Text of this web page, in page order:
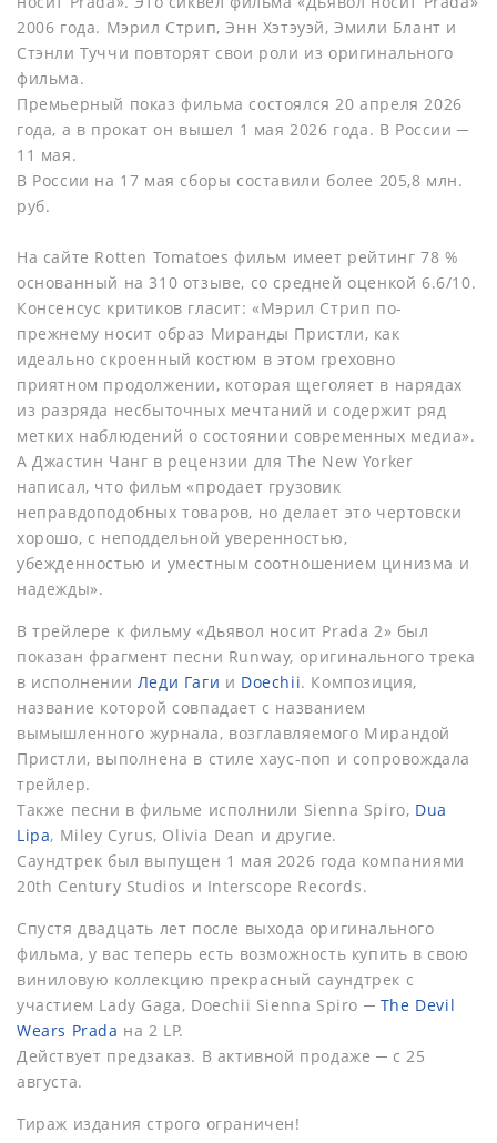
2006 года. Мэрил Стрип, Энн Хэтэуэй, Эмили Блант и
Стэнли Туччи повторят свои роли из оригинального
фильма.
Премьерный показ фильма состоялся 20 апреля 2026
года, а в прокат он вышел 1 мая 2026 года. В России ─
11 мая.
В России на 17 мая сборы составили более 205,8 млн.
руб.
На сайте Rotten Tomatoes фильм имеет рейтинг 78 %
основанный на 310 отзыве, со средней оценкой 6.6/10.
Консенсус критиков гласит: «Мэрил Стрип по-
прежнему носит образ Миранды Пристли, как
идеально скроенный костюм в этом греховно
приятном продолжении, которая щеголяет в нарядах
из разряда несбыточных мечтаний и содержит ряд
метких наблюдений о состоянии современных медиа».
А Джастин Чанг в рецензии для The New Yorker
написал, что фильм «продает грузовик
неправдоподобных товаров, но делает это чертовски
хорошо, с неподдельной уверенностью,
убежденностью и уместным соотношением цинизма и
надежды».
В трейлере к фильму «Дьявол носит Prada 2» был
показан фрагмент песни Runway, оригинального трека
в исполнении Леди Гаги и Doechii. Композиция,
название которой совпадает с названием
вымышленного журнала, возглавляемого Мирандой
Пристли, выполнена в стиле хаус-поп и сопровождала
трейлер.
Также песни в фильме исполнили Sienna Spiro, Dua
Lipa, Miley Cyrus, Olivia Dean и другие.
Саундтрек был выпущен 1 мая 2026 года компаниями
20th Century Studios и Interscope Records.
Спустя двадцать лет после выхода оригинального
фильма, у вас теперь есть возможность купить в свою
виниловую коллекцию прекрасный саундтрек с
участием Lady Gaga, Doechii Sienna Spiro ─ The Devil
Wears Prada на 2 LP.
Действует предзаказ. В активной продаже ─ с 25
августа.
Тираж издания строго ограничен!